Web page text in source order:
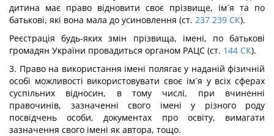
дитина має право відновити своє прізвище, ім´я та по
батькові, які вона мала до усиновлення (ст. 237 239 СК).
Реєстрація будь-яких змін прізвища, імені, по батькові
громадян України провадиться органом РАЦС (ст. 144 СК).
3. Право на використання імені полягає у наданій фізичній
особі можливості використовувати своє ім´я у всіх сферах
суспільних відносин, в тому числі, при вчиненні
правочинів, зазначенні свого імені у різного роду
посвідчень особи, документах про освіту, вимагати
зазначення свого імені як автора, тощо.